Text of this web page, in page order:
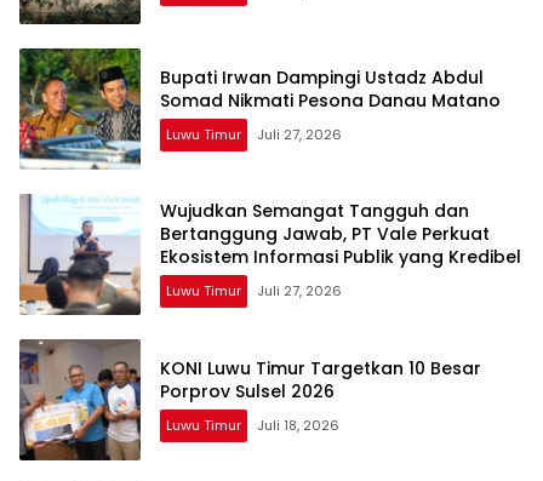
Bupati Irwan Dampingi Ustadz Abdul
Somad Nikmati Pesona Danau Matano
Luwu Timur Juli 27, 2026
Wujudkan Semangat Tangguh dan
Bertanggung Jawab, PT Vale Perkuat
Ekosistem Informasi Publik yang Kredibel
Luwu Timur Juli 27, 2026
KONI Luwu Timur Targetkan 10 Besar
Porprov Sulsel 2026
Luwu Timur Juli 18, 2026